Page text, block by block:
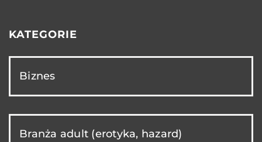
KATEGORIE
Biznes
Branża adult (erotyka, hazard)